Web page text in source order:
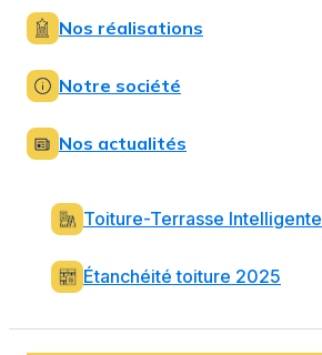
Nos réalisations
Notre société
Nos actualités
Toiture-Terrasse Intelligente
Étanchéité toiture 2025